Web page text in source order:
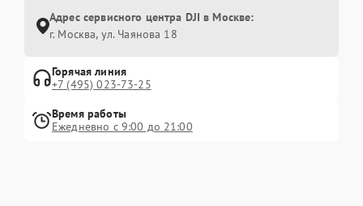
Адрес сервисного центра DJI в Москве:
г. Москва, ул. Чаянова 18
Горячая линия
+7 (495) 023-73-25
Время работы
Ежедневно с 9:00 до 21:00